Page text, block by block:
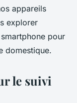
appareils
explorer
pour
domestique.
le suivi